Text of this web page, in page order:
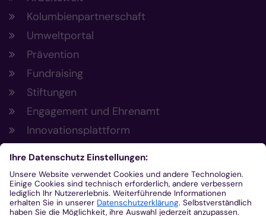
Kolumbienpartnerschaft
Umweltportal
Prävention
Fundraising
Stiftungen
Engagement und Ehrenamt
Innovationsplattform
Aus der Plattform
Nachrichten
Veranstaltungen